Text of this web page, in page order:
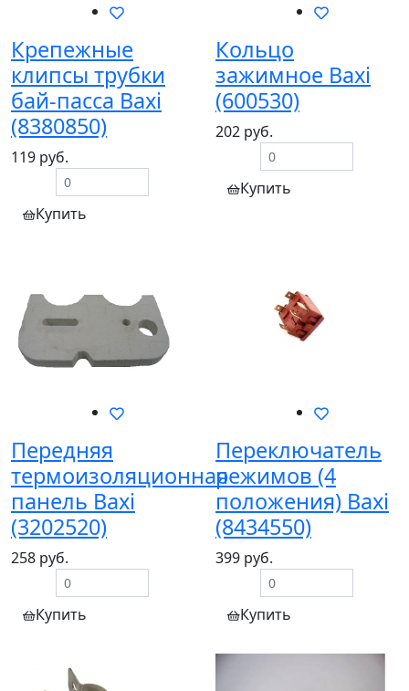
Крепежные
клипсы трубки
бай-пасса Baxi
(8380850)
119 руб.
Купить
Кольцо
зажимное Baxi
(600530)
202 руб.
Купить
Передняя
термоизоляционная
панель Baxi
(3202520)
258 руб.
Купить
Переключатель
режимов (4
положения) Baxi
(8434550)
399 руб.
Купить